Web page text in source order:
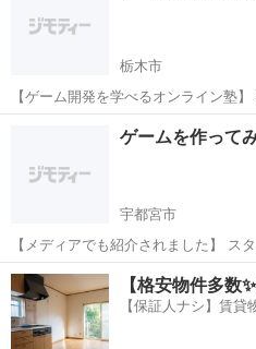
学校の授業...
栃木市
【ゲーム開発を学べるオンライン塾】 Scratch、Unity、HTML/CSSな
ど、様々なプログラミング言語が学べます。 こんなお悩み
プログラミング
ゲームを作って
宇都宮市
【メディアでも紹介されました】 スタディチェーンから取材を受け、
当塾の指導方針が紹介されました。 取材記事から 「現役エンジニアの
知見を活かした 生徒中心の教育」と
...
栃木 宇都宮市 プログラミン
【格安物件多数
【保証人ナシ】賃貸